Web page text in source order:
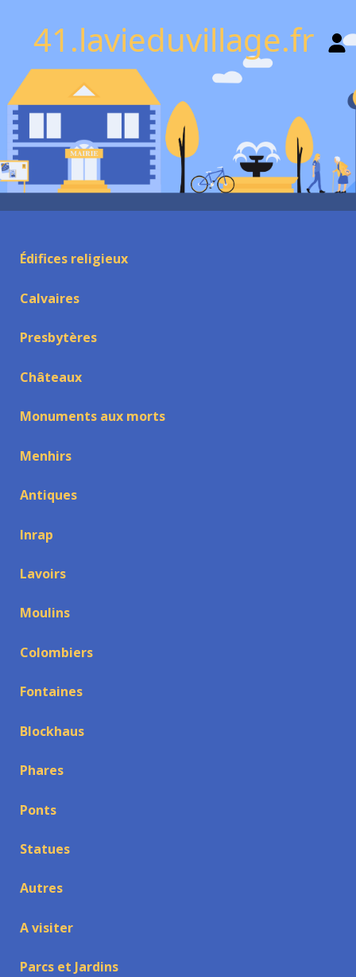
41.lavieduvillage.fr
Édifices religieux
Calvaires
Presbytères
Châteaux
Monuments aux morts
Menhirs
Antiques
Inrap
Lavoirs
Moulins
Colombiers
Fontaines
Blockhaus
Phares
Ponts
Statues
Autres
A visiter
Parcs et Jardins